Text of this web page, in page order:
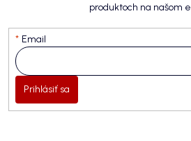
produktoch na našom
Email
Prihlásiť sa